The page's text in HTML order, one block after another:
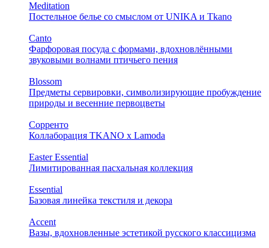
Meditation
Постельное белье со смыслом от UNIKA и Tkano
Canto
Фарфоровая посуда с формами, вдохновлёнными
звуковыми волнами птичьего пения
Blossom
Предметы сервировки, символизирующие пробуждение
природы и весенние первоцветы
Сорренто
Коллаборация TKANO х Lamoda
Easter Essential
Лимитированная пасхальная коллекция
Essential
Базовая линейка текстиля и декора
Accent
Вазы, вдохновленные эстетикой русского классицизма